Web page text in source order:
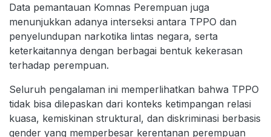
Data pemantauan Komnas Perempuan juga
menunjukkan adanya interseksi antara TPPO dan
penyelundupan narkotika lintas negara, serta
keterkaitannya dengan berbagai bentuk kekerasan
terhadap perempuan.
Seluruh pengalaman ini memperlihatkan bahwa TPPO
tidak bisa dilepaskan dari konteks ketimpangan relasi
kuasa, kemiskinan struktural, dan diskriminasi berbasis
gender yang memperbesar kerentanan perempuan